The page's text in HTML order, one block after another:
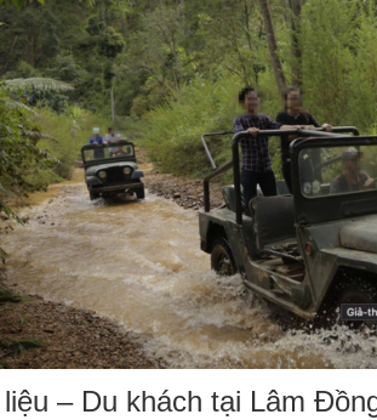
– Du khách tại Lâm